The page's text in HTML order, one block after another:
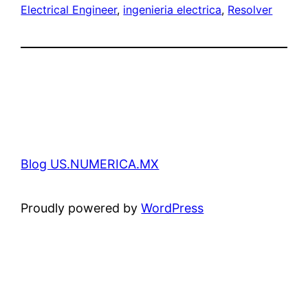
Electrical Engineer, ingenieria electrica, Resolver
Blog US.NUMERICA.MX
Proudly powered byWordPress